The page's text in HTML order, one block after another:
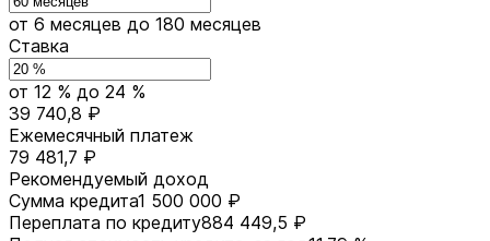
от 6 месяцев до 180 месяцев
Ставка
от 12 % до 24 %
39 740,8 ₽
Ежемесячный платеж
79 481,7 ₽
Рекомендуемый доход
Сумма кредита1 500 000 ₽
Переплата по кредиту884 449,5 ₽